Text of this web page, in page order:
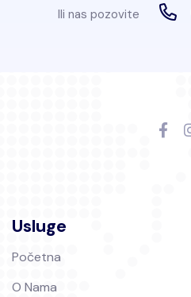
Ili nas pozovite
Usluge
Početna
O Nama